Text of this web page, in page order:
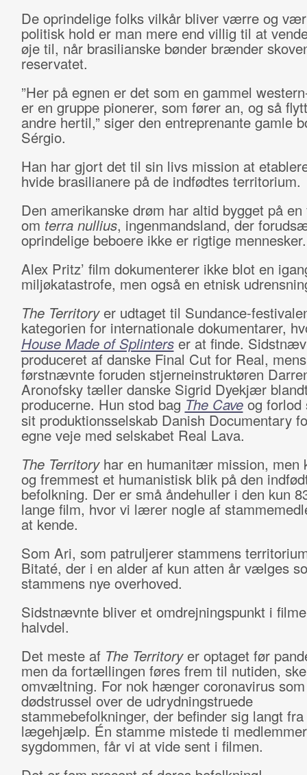
De oprindelige folks vilkår bliver værre og
politisk hold er man mere end villig til at
øje til, når brasilianske bønder brænder
reservatet.
”Her på egnen er det som en gammel
er en gruppe pionerer, som fører an, og så
andre hertil,” siger den entreprenante gamle
Sérgio.
Han har gjort det til sin livs mission at
hvide brasilianere på de indfødtes territorium.
Den amerikanske drøm har altid bygget på
om terra nullius, ingenmandsland, der
oprindelige beboere ikke er rigtige mennesker.
Alex Pritz’ film dokumenterer ikke blot en
miljøkatastrofe, men også en etnisk
The Territoryer udtaget til Sundance-
kategorien for internationale dokumentarer,
House Made of Splinterser at finde.
produceret af danske Final Cut for Real, mens
førstnævnte foruden stjerneinstruktøren
Aronofsky tæller danske Sigrid Dyekjær
producerne. Hun stod bag The Caveog forlod
sit produktionsselskab Danish Documentary
egne veje med selskabet Real Lava.
The Territoryhar en humanitær mission, men
og fremmest et humanistisk blik på den
befolkning. Der er små åndehuller i den kun
lange film, hvor vi lærer nogle af
at kende.
Som Ari, som patruljerer stammens
Bitaté, der i en alder af kun atten år vælges
stammens nye overhoved.
Sidstnævnte bliver et omdrejningspunkt i
halvdel.
Det meste af The Territoryer optaget før
men da fortællingen føres frem til nutiden,
omvæltning. For nok hænger coronavirus
dødstrussel over de udrydningstruede
stammebefolkninger, der befinder sig langt fra
lægehjælp. Én stamme mistede ti
sygdommen, får vi at vide sent i filmen.